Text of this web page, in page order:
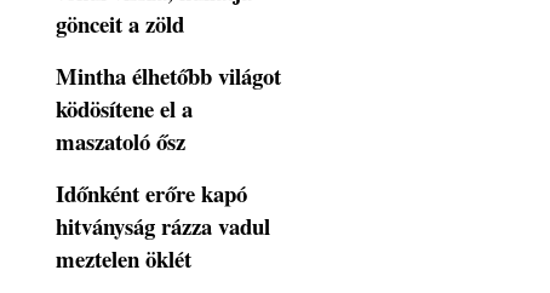
gönceit a zöld
Mintha élhetőbb világot
ködösítene el a
maszatoló ősz
Időnként erőre kapó
hitványság rázza vadul
meztelen öklét